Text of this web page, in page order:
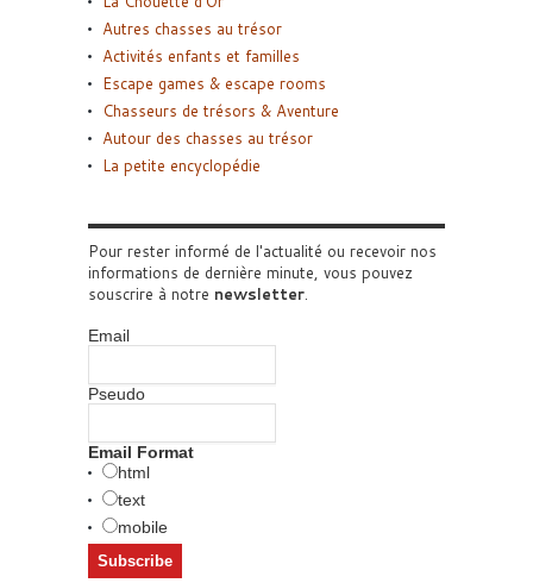
Autres chasses au trésor
Activités enfants et familles
Escape games & escape rooms
Chasseurs de trésors & Aventure
Autour des chasses au trésor
La petite encyclopédie
Pour rester informé de l'actualité ou recevoir nos
informations de dernière minute, vous pouvez
souscrire à notre newsletter.
Email
Pseudo
Email Format
html
text
mobile